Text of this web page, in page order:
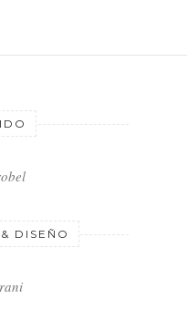
DISEÑO